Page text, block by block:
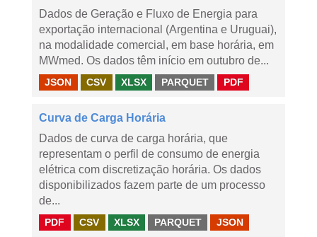
Dados de Geração e Fluxo de Energia para
exportação internacional (Argentina e Uruguai),
na modalidade comercial, em base horária, em
MWmed. Os dados têm início em outubro de...
JSON CSV XLSX PARQUET PDF
Curva de Carga Horária
Dados de curva de carga horária, que
representam o perfil de consumo de energia
elétrica com discretização horária. Os dados
disponibilizados fazem parte de um processo
de...
PDF CSV XLSX PARQUET JSON